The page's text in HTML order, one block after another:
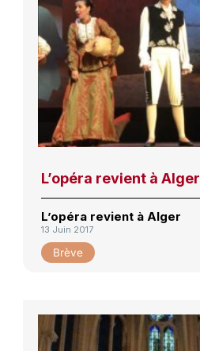
L’opéra revient à Alger
L’opéra revient à Alger
13 Juin 2017
Brève